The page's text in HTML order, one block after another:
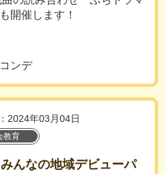
開催します！
ンデ
2024年03月04日
教育
んなの地域デビューパ